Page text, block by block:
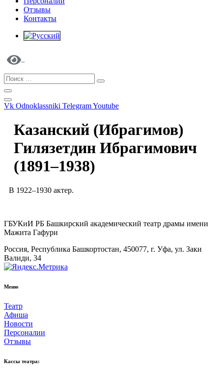
Отзывы
Контакты
Vk Odnoklassniki TelegramYoutube
Казанский (Ибрагимов)
Гилязетдин Ибрагимович
(1891–1938)
В 1922–1930 актер.
ГБУКиИ РБ Башкирский академический театр драмы имени
Мажита Гафури
Россия, Республика Башкортостан, 450077, г. Уфа, ул. Заки
Валиди, 34
Меню
Театр
Афиша
Новости
Персоналии
Отзывы
Кассы театра: